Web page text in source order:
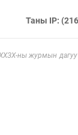
Таны IP:
ны журмын дагуу